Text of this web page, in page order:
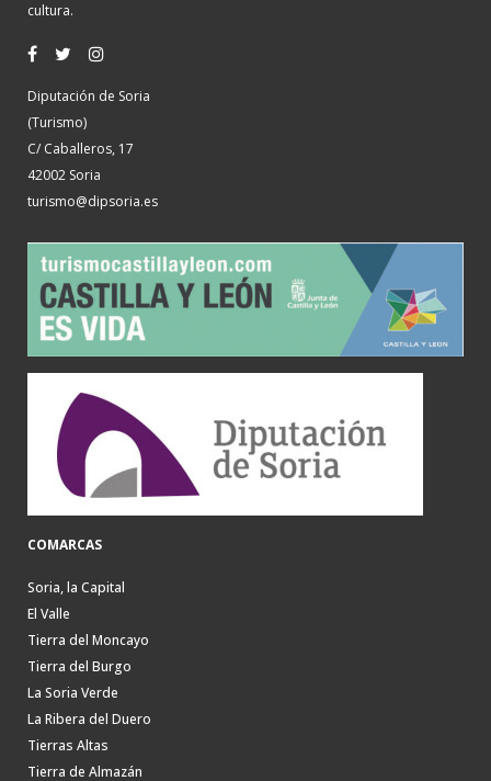
cultura.
Diputación de Soria
(Turismo)
C/ Caballeros, 17
42002 Soria
turismo@dipsoria.es
COMARCAS
Soria, la Capital
El Valle
Tierra del Moncayo
Tierra del Burgo
La Soria Verde
La Ribera del Duero
Tierras Altas
Tierra de Almazán